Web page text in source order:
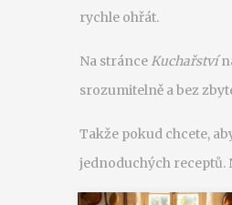
rychle ohřát.
Na stránceKuchařství
srozumitelně a bez
Takže pokud chcete,
jednoduchých receptů.